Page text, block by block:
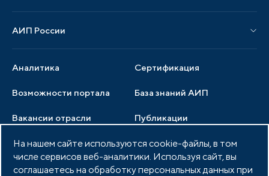
Аналитика Сертификация
Возможности портала
Образцы документов
База знаний АИП
Вакансии отрасли
Новости отрасли
Публикации
Медиатека Тендеры
АИП России
Члены ассоциации
Услуги ассоциации
Документы АИП
Партнеры ассоциации
Фото и видео
Членство в АИП Войти в личный кабинет
На нашем сайте используются cookie-файлы, в том
числе сервисов веб-аналитики. Используя сайт, вы
соглашаетесь на обработку персональных данных при